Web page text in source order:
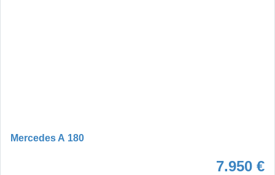
Mercedes A 180
7.950 €